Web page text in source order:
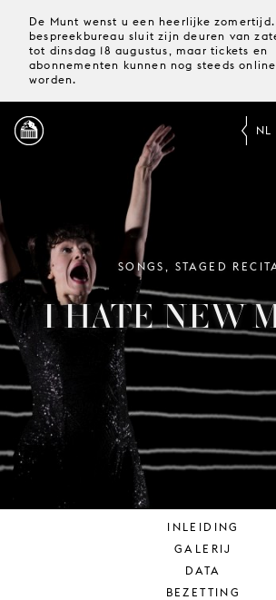
De Munt wenst u een heerlijke
bespreekbureau sluit zijn deuren van
tot dinsdag 18 augustus, maar tickets en
abonnementen kunnen nog steeds
worden.
UW
JONG
ONS
NL
SONGS, STAGED
I HATE NEW
INLEIDING
GALERIJ
DATA
BEZETTING